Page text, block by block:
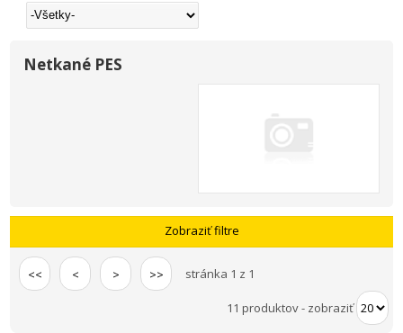
Netkané PES
Zobraziť filtre
<< < > >> stránka 1 z 1
11 produktov- zobraziť